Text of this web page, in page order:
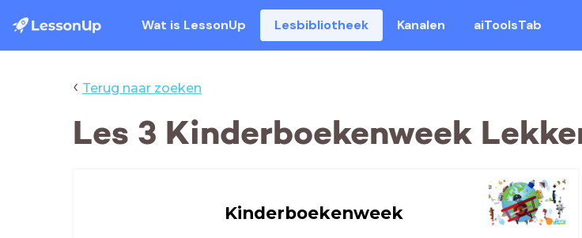
Wat is LessonUp Lesbibliotheek Kanalen aiToolsTab
‹ Terug naar zoeken
Les 3 Kinderboekenweek
Kinderboekenweek